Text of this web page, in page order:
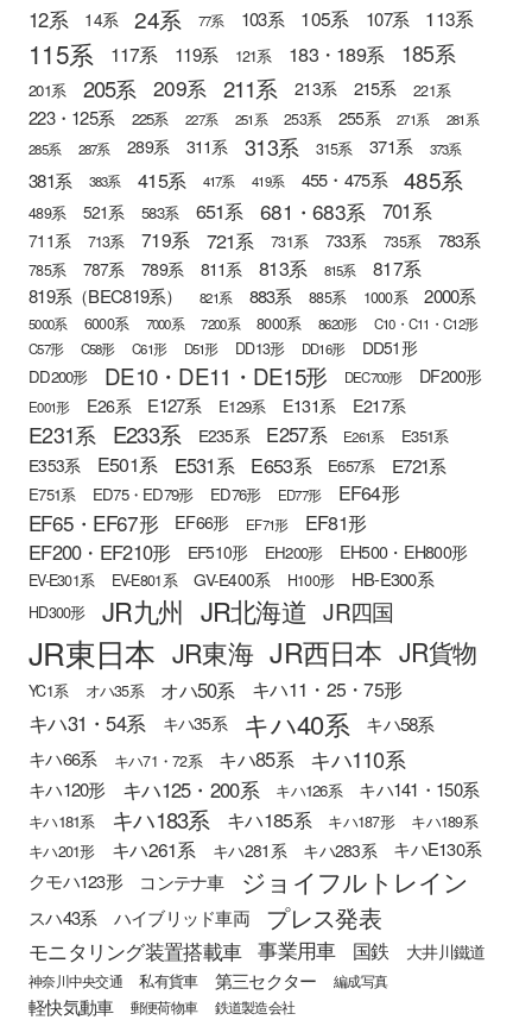
12系 14系 24系 77系 103系 105系 107系 113系
115系 117系 119系 121系 183・189系 185系
201系 205系 209系 211系 213系 215系 221系
223・125系 225系 227系 251系 253系 255系 271系
281系
285系
287系 289系 311系 313系 315系 371系 373系
381系 383系 415系 417系 419系 455・475系 485系
489系 521系 583系 651系 681・683系 701系
711系 713系 719系 721系 731系 733系 735系 783系
785系 787系 789系 811系 813系 815系 817系
819系（BEC819系） 821系 883系 885系 1000系 2000系
5000系 6000系 7000系 7200系 8000系 8620形
C10・C11・C12形
C57形
C58形 C61形 D51形 DD13形 DD16形 DD51形
DD200形 DE10・DE11・DE15形 DEC700形 DF200形
E001形 E26系 E127系 E129系 E131系 E217系
E231系 E233系 E235系 E257系 E261系 E351系
E353系 E501系 E531系 E653系 E657系 E721系
E751系 ED75・ED79形 ED76形 ED77形 EF64形
EF65・EF67形 EF66形 EF71形
EF81形
EF200・EF210形
EF510形 EH200形 EH500・EH800形
EV-E301系 EV-E801系 GV-E400系 H100形 HB-E300系
HD300形 JR九州 JR北海道 JR四国
JR東日本 JR東海 JR西日本 JR貨物
YC1系 オハ35系 オハ50系 キハ11・25・75形
キハ31・54系 キハ35系 キハ40系 キハ58系
キハ66系 キハ71・72系 キハ85系 キハ110系
キハ120形 キハ125・200系 キハ126系 キハ141・150系
キハ181系 キハ183系 キハ185系 キハ187形
キハ189系
キハ201形
キハ261系 キハ281系 キハ283系
キハE130系
クモハ123形
コンテナ車 ジョイフルトレイン
スハ43系 ハイブリッド車両 プレス発表
モニタリング装置搭載車 事業用車 国鉄 大井川鐵道
神奈川中央交通 私有貨車 第三セクター 編成写真
軽快気動車 郵便荷物車 鉄道製造会社